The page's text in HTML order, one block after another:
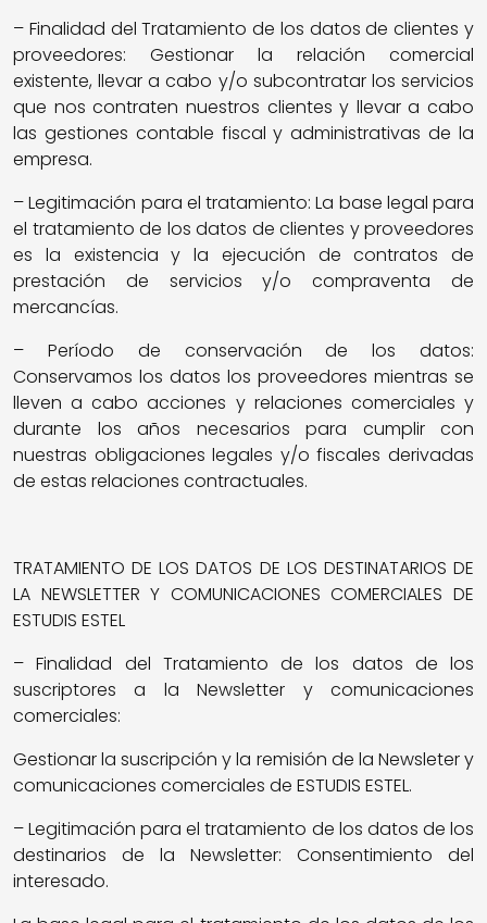
– Finalidad del Tratamiento de los datos de clientes y
proveedores: Gestionar la relación comercial
existente, llevar a cabo y/o subcontratar los servicios
que nos contraten nuestros clientes y llevar a cabo
las gestiones contable fiscal y administrativas de la
empresa.
– Legitimación para el tratamiento: La base legal para
el tratamiento de los datos de clientes y proveedores
es la existencia y la ejecución de contratos de
prestación de servicios y/o compraventa de
mercancías.
– Período de conservación de los datos:
Conservamos los datos los proveedores mientras se
lleven a cabo acciones y relaciones comerciales y
durante los años necesarios para cumplir con
nuestras obligaciones legales y/o fiscales derivadas
de estas relaciones contractuales.
TRATAMIENTO DE LOS DATOS DE LOS DESTINATARIOS DE
LA NEWSLETTER Y COMUNICACIONES COMERCIALES DE
ESTUDIS ESTEL
– Finalidad del Tratamiento de los datos de los
suscriptores a la Newsletter y comunicaciones
comerciales:
Gestionar la suscripción y la remisión de la Newsleter y
comunicaciones comerciales de ESTUDIS ESTEL.
– Legitimación para el tratamiento de los datos de los
destinarios de la Newsletter: Consentimiento del
interesado.